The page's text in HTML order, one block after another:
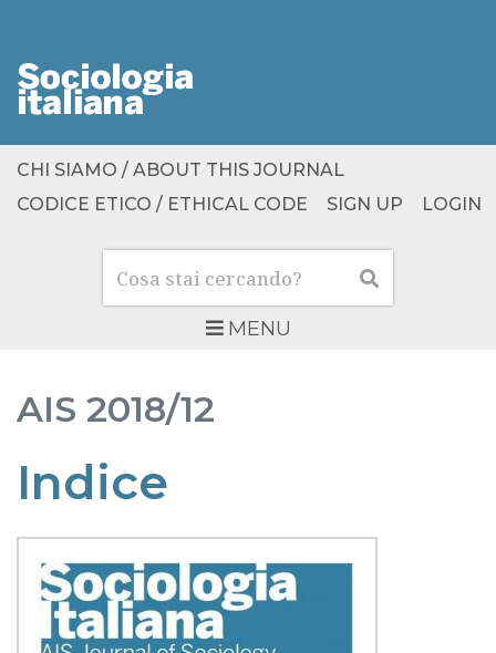
MENU
Cerca Cerca
CHI SIAMO / ABOUT THIS JOURNAL
CODICE ETICO / ETHICAL CODE
SIGN UP LOGIN
AIS 2018/12
Indice